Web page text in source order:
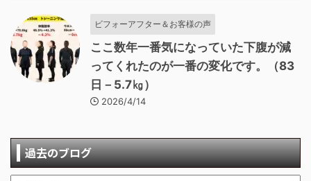
ビフォーアフター＆お客様の声
ここ数年一番気になっていた下腹が減
ってくれたのが一番の変化です。（83
日－5.7㎏）
2026/4/14
過去のブログ